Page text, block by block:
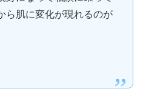
ら肌に変化が現れるのが